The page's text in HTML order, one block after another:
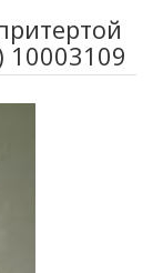
10003109